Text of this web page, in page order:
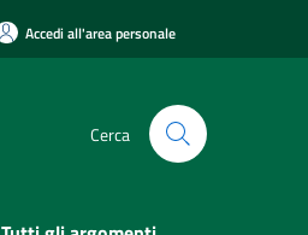
Accedi all'area personale
Cerca